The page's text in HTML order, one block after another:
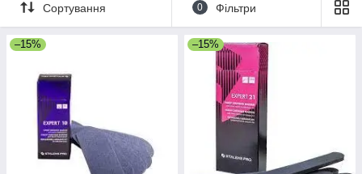
Сортування 0 Фільтри
–15% –15%